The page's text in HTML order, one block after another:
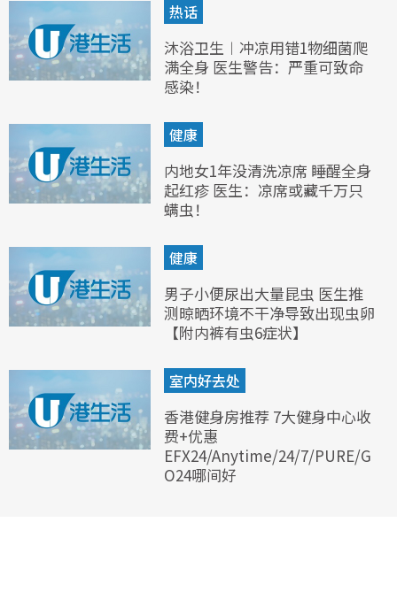
热话
沐浴卫生︱冲凉用错1物细菌爬
满全身 医生警告：严重可致命
感染！
健康
内地女1年没清洗凉席 睡醒全身
起红疹 医生：凉席或藏千万只
螨虫！
健康
男子小便尿出大量昆虫 医生推
测晾晒环境不干净导致出现虫卵
【附内裤有虫6症状】
室内好去处
香港健身房推荐 7大健身中心收
费+优惠
EFX24/Anytime/24/7/PURE/G
O24哪间好